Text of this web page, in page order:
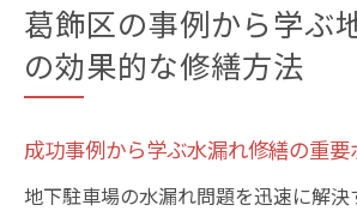
葛飾区の事例から学ぶ
の効果的な修繕方法
成功事例から学ぶ水漏れ修繕の重要
地下駐車場の水漏れ問題を迅速に解